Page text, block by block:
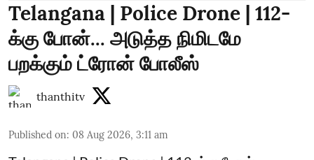
Telangana | Police Drone | 112-
க்கு போன்... அடுத்த நிமிடமே
பறக்கும் ட்ரோன் போலீஸ்
thanthitv
Published on: 08 Aug 2026, 3:11 am